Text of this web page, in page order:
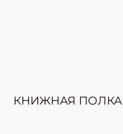
КНИЖНАЯ ПОЛКА